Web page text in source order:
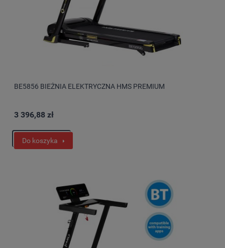
BE5856 BIEŻNIA ELEKTRYCZNA HMS PREMIUM
3 396,88 zł
Do koszyka